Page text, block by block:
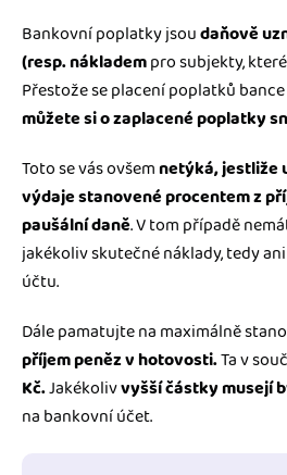
Bankovní poplatky jsoudaňově
(resp. nákladempro subjekty,
Přestože se placení poplatků
můžete si o zaplacené poplatky
Toto se vás ovšemnetýká, jestliže
výdaje stanovené procentem z
paušální daně. V tom případě
jakékoliv skutečné náklady, tedy
účtu.
Dále pamatujte na maximálně
příjem peněz v hotovosti.Ta v
Kč.Jakékolivvyšší částky musejí
na bankovní účet.